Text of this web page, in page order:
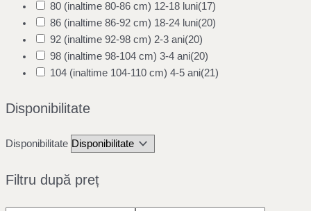
80 (inaltime 80-86 cm) 12-18 luni(17)
86 (inaltime 86-92 cm) 18-24 luni(20)
92 (inaltime 92-98 cm) 2-3 ani(20)
98 (inaltime 98-104 cm) 3-4 ani(20)
104 (inaltime 104-110 cm) 4-5 ani(21)
Disponibilitate
Disponibilitate
Filtru după preț